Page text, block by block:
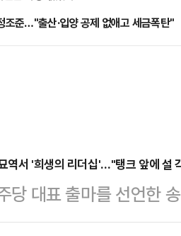
조준…"출산·입양 공제 없애고 세금폭탄"
역서 '희생의 리더십'…"탱크 앞에 설
당 대표 출마를 선언한
기가 닥쳤을 때 가장